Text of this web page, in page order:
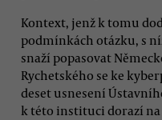
Kontext, jenž k tomu
podmínkách otázku, s
snaží popasovat
Rychetského se ke
deset usnesení
k této instituci dorazí